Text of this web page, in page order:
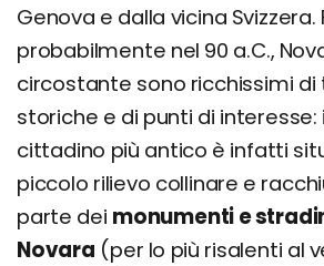
Genova e dalla vicina
probabilmente nel 90 a.C.,
circostante sono ricchissimi
storiche e di punti di interesse:
cittadino più antico è infatti
piccolo rilievo collinare e
parte dei monumenti e
Novara (per lo più risalenti al